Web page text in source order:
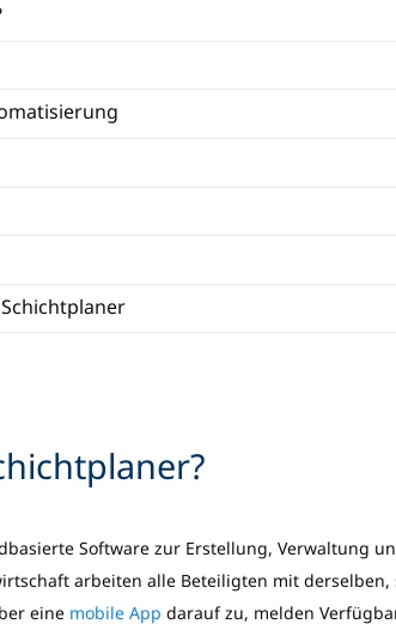
Software zur Erstellung, Verwaltung
arbeiten alle Beteiligten mit
eine mobile App darauf zu, melden